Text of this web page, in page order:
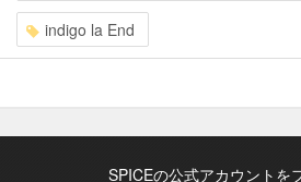
indigo la End
SPICEの公式アカウントを